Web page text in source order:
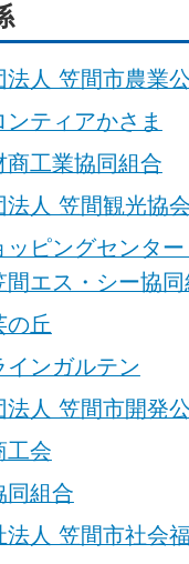
法人 笠間市農業
ンティアかさま
商工業協同組合
法人 笠間観光協会
ッピングセンタ
間エス・シー協同
の丘
インガルテン
法人 笠間市開発
工会
同組合
法人 笠間市社会